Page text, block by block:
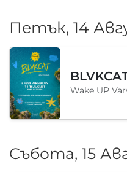
Петък, 14
Събота, 15